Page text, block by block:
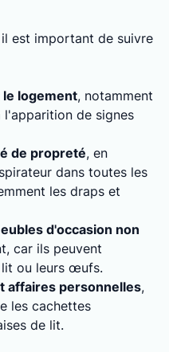
est important de suivre
logement, notamment
de signes
de propreté, en
dans toutes les
les draps et
d'occasion non
car ils peuvent
lit ou leurs œufs.
affaires personnelles,
les cachettes
de lit.